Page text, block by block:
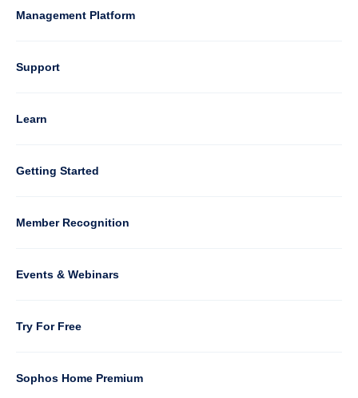
Management Platform
Column
4
Support
Learn
Column
5
Getting Started
Member Recognition
Events & Webinars
Column
6
Try For Free
Sophos Home Premium